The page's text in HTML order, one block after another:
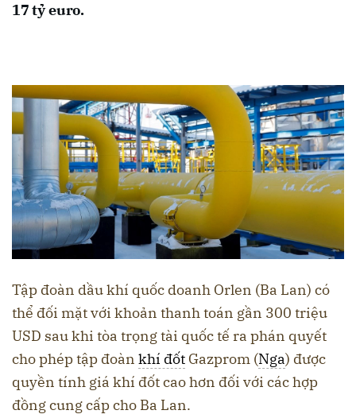
17 tỷ euro.
Tập đoàn dầu khí quốc doanh Orlen (Ba Lan) có
thể đối mặt với khoản thanh toán gần 300 triệu
USD sau khi tòa trọng tài quốc tế ra phán quyết
cho phép tập đoàn khí đốt Gazprom (Nga) được
quyền tính giá khí đốt cao hơn đối với các hợp
đồng cung cấp cho Ba Lan.